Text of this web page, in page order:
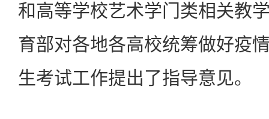
和高等学校艺术学门类相关教
育部对各地各高校统筹做好疫
生考试工作提出了指导意见。